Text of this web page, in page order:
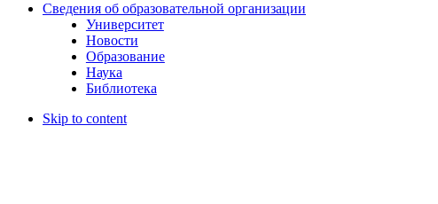
Сведения об образовательной организации
Университет
Новости
Образование
Наука
Библиотека
Skip to content